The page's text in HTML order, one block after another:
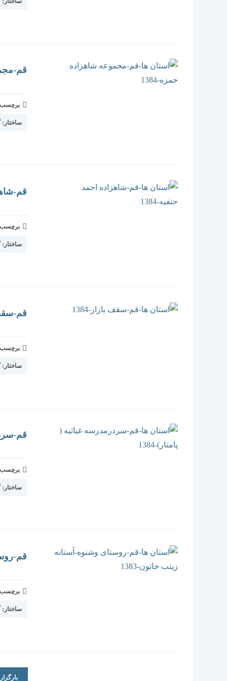
قم-
برچسب
ساختار:
قم-
برچسب
ساختار:
قم-سقف
برچسب
ساختار:
قم-
برچسب
ساختار:
قم-
برچسب
ساختار: